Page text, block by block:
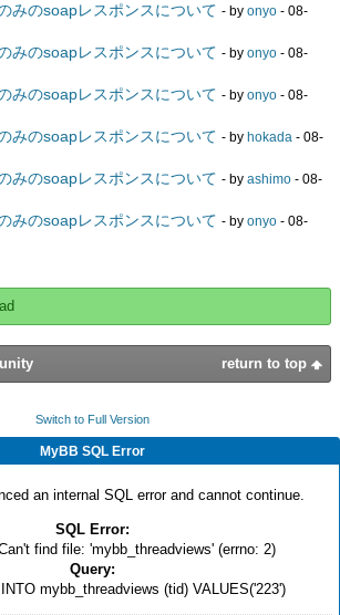
みのsoapレスポンスについて - by onyo - 08-
みのsoapレスポンスについて - by onyo - 08-
みのsoapレスポンスについて - by onyo - 08-
みのsoapレスポンスについて - by hokada - 08-
みのsoapレスポンスについて - by ashimo - 08-
みのsoapレスポンスについて - by onyo - 08-
return to top
Switch to Full Version
MyBB SQL Error
an internal SQL error and cannot continue.
SQL Error:
find file: 'mybb_threadviews' (errno: 2)
Query:
INTO mybb_threadviews (tid) VALUES('223')